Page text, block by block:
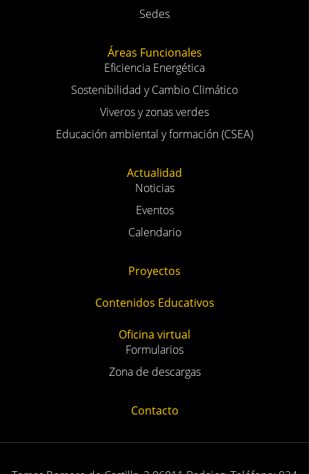
Sedes
Áreas Funcionales
Eficiencia Energética
Sostenibilidad y Cambio Climático
Viveros y zonas verdes
Educación ambiental y formación (CSEA)
Actualidad
Noticias
Eventos
Calendario
Proyectos
Contenidos Educativos
Oficina virtual
Formularios
Zona de descargas
Contacto